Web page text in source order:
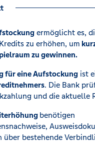
ermöglicht es,
zu erhöhen, um
zu gewinnen.
für eine Aufstockungist
. Die Bank
und die aktuelle
benötigen
über bestehende